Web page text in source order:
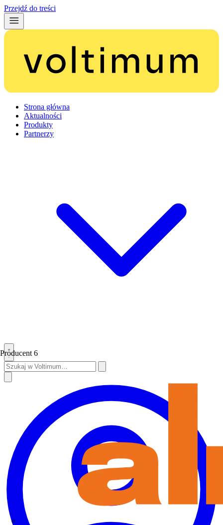
Przejdź do treści
Strona główna
Aktualności
Produkty
Partnerzy
Producent 6